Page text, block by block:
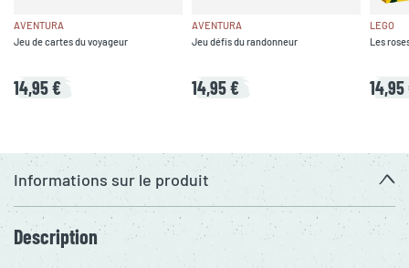
AVENTURA
Jeu de cartes du voyageur
14,95 €
AVENTURA
Jeu défis du randonneur
14,95 €
LEGO
Les
14,95
Informations sur le produit
Description